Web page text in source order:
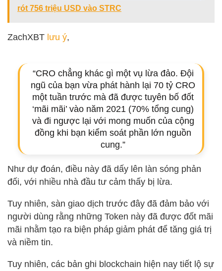
rót 756 triệu USD vào STRC
ZachXBT lưu ý,
“CRO chẳng khác gì một vụ lừa đảo. Đội
ngũ của bạn vừa phát hành lại 70 tỷ CRO
một tuần trước mà đã được tuyên bố đốt
‘mãi mãi’ vào năm 2021 (70% tổng cung)
và đi ngược lại với mong muốn của cộng
đồng khi bạn kiểm soát phần lớn nguồn
cung.”
Như dự đoán, điều này đã dấy lên làn sóng phản
đối, với nhiều nhà đầu tư cảm thấy bị lừa.
Tuy nhiên, sàn giao dịch trước đây đã đảm bảo với
người dùng rằng những Token này đã được đốt mãi
mãi nhằm tạo ra biện pháp giảm phát để tăng giá trị
và niềm tin.
Tuy nhiên, các bản ghi blockchain hiện nay tiết lộ sự